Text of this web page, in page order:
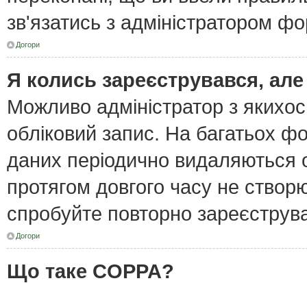
зв'язатись з адміністратором
Догори
Я колись зареєструвався,
Можливо адміністратор з
обліковий запис. На багатьох
даних періодично видаляються
протягом довгого часу не
спробуйте повторно
Догори
Що таке COPPA?